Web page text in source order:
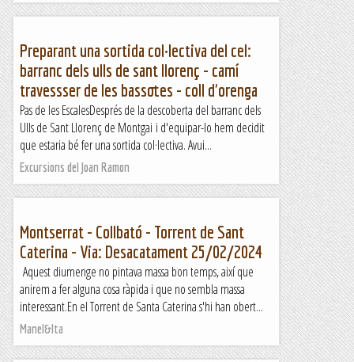
Preparant una sortida col·lectiva del cel:
barranc dels ulls de sant llorenç - camí
travessser de les bassotes - coll d'orenga
Pas de les EscalesDesprés de la descoberta del barranc dels
Ulls de Sant Llorenç de Montgai i d'equipar-lo hem decidit
que estaria bé fer una sortida col·lectiva. Avui...
Excursions del Joan Ramon
Montserrat - Collbató - Torrent de Sant
Caterina - Via: Desacatament 25/02/2024
Aquest diumenge no pintava massa bon temps, així que
anirem a fer alguna cosa ràpida i que no sembla massa
interessant.En el Torrent de Santa Caterina s'hi han obert...
Manel&Ita